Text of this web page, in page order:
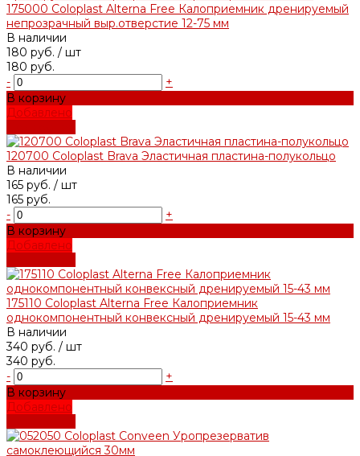
175000 Coloplast Alterna Free Калоприемник дренируемый
непрозрачный выр.отверстие 12-75 мм
В наличии
180 руб. / шт
180 руб.
-
+
В корзину
Добавлено
120700 Coloplast Brava Эластичная пластина-полукольцо
В наличии
165 руб. / шт
165 руб.
-
+
В корзину
Добавлено
175110 Coloplast Alterna Free Калоприемник
однокомпонентный конвексный дренируемый 15-43 мм
В наличии
340 руб. / шт
340 руб.
-
+
В корзину
Добавлено